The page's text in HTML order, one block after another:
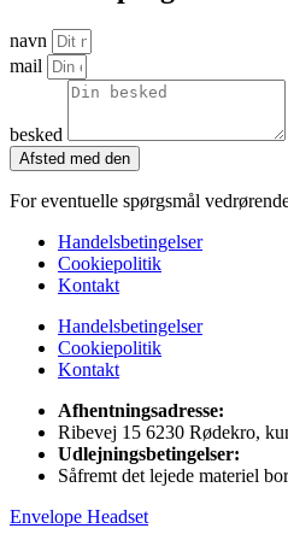
navn
mail
besked
Afsted med den
For eventuelle spørgsmål
Handelsbetingelser
Cookiepolitik
Kontakt
Handelsbetingelser
Cookiepolitik
Kontakt
Afhentningsadresse:
Ribevej 15 6230 Rødekro,
Udlejningsbetingelser:
Såfremt det lejede materiel
Envelope Headset